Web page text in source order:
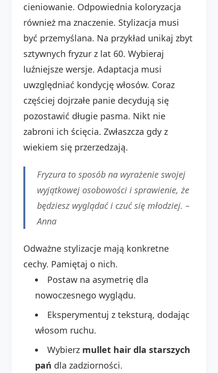
cieniowanie. Odpowiednia koloryzacja
również ma znaczenie. Stylizacja musi
być przemyślana. Na przykład unikaj zbyt
sztywnych fryzur z lat 60. Wybieraj
luźniejsze wersje. Adaptacja musi
uwzględniać kondycję włosów. Coraz
częściej dojrzałe panie decydują się
pozostawić długie pasma. Nikt nie
zabroni ich ścięcia. Zwłaszcza gdy z
wiekiem się przerzedzają.
Fryzura to sposób na wyrażenie swojej
wyjątkowej osobowości i sprawienie, że
będziesz wyglądać i czuć się młodziej. –
Anna
Odważne stylizacje mają konkretne
cechy. Pamiętaj o nich.
Postaw na asymetrię dla
nowoczesnego wyglądu.
Eksperymentuj z teksturą, dodając
włosom ruchu.
Wybierz mullet hair dla starszych
pań dla zadziorności.